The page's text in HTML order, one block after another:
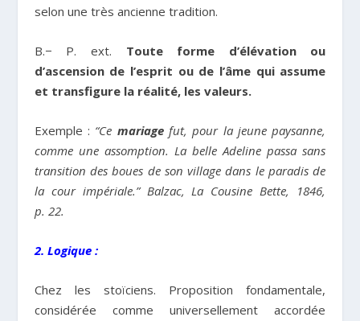
selon une très ancienne tradition.
B.− P. ext. Toute forme d’élévation ou
d’ascension de l’esprit ou de l’âme qui assume
et transfigure la réalité, les valeurs.
Exemple : “Ce mariagefut, pour la jeune paysanne,
comme une assomption. La belle Adeline passa sans
transition des boues de son village dans le paradis de
la cour impériale.” Balzac, La Cousine Bette, 1846,
p. 22.
2. Logique :
Chez les stoïciens. Proposition fondamentale,
considérée comme universellement accordée